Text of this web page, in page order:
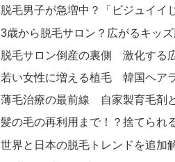
脱毛男子が急増中？「ビジュイイ
3歳から脱毛サロン？広がるキッ
脱毛サロン倒産の裏側 激化する
若い女性に増える植毛 韓国ヘア
薄毛治療の最前線 自家製育毛剤
髪の毛の再利用まで！？捨てられ
世界と日本の脱毛トレンドを追加